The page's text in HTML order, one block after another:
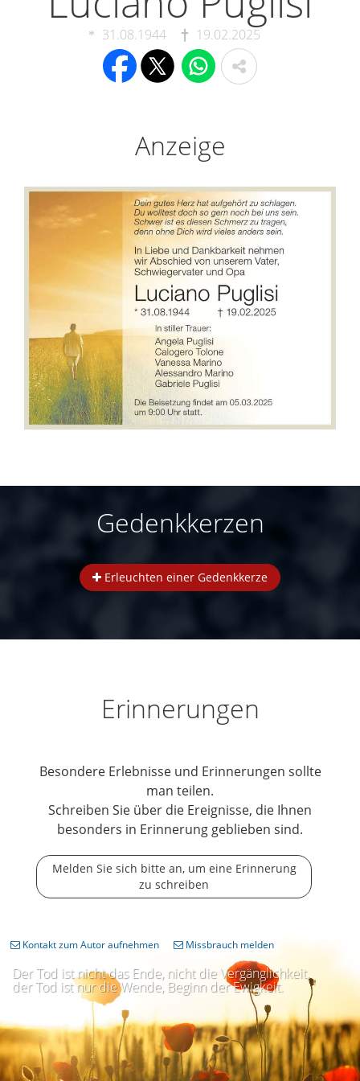
31.08.1944 19.02.2025
Anzeige
Gedenkkerzen
Erleuchten einer Gedenkkerze
Erinnerungen
Besondere Erlebnisse und Erinnerungen sollte
man teilen.
Schreiben Sie über die Ereignisse, die Ihnen
besonders in Erinnerung geblieben sind.
Melden Sie sich bitte an, um eine Erinnerung
zu schreiben
Der Tod ist nicht das Ende, nicht die Vergänglichkeit,
der Tod ist nur die Wende, Beginn der Ewigkeit.
Kontakt zum Autor aufnehmen Missbrauch melden